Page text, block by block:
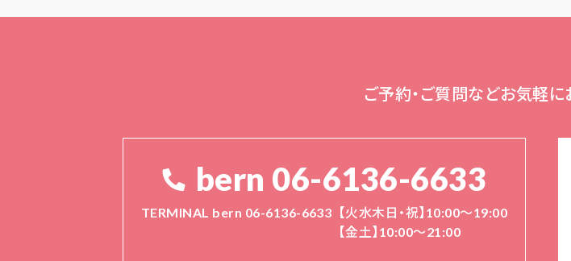
ご予約・ご質問などお気軽に
bern 06-6136-6633
TERMINAL bern 06-6136-6633
【火水木日・祝】10:00～19:00
【金土】10:00〜21:00